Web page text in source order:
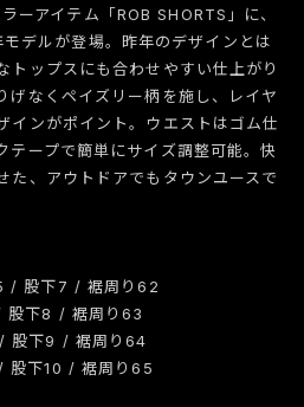
ーアイテム「ROB SHORTS」に、
デルが登場。昨年のデザインとは
トップスにも合わせやすい仕上がり
げなくペイズリー柄を施し、レイヤ
インがポイント。ウエストはゴム仕
テープで簡単にサイズ調整可能。快
た、アウトドアでもタウンユースで
/ 股下7 / 裾周り62
股下8 / 裾周り63
股下9 / 裾周り64
股下10 / 裾周り65